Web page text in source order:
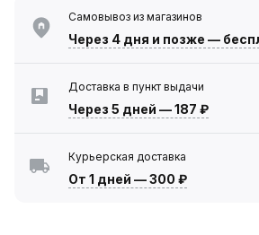
Самовывоз из магазинов
Через 4 дня и позже —
Доставка в пункт выдачи
Через 5 дней —187 ₽
Курьерская доставка
От 1 дней —300 ₽